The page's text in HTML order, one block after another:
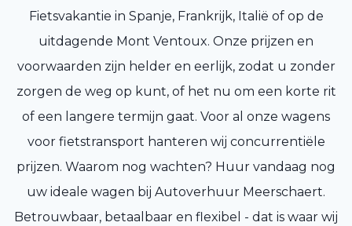
Fietsvakantie in Spanje, Frankrijk, Italië of op de
uitdagende Mont Ventoux. Onze prijzen en
voorwaarden zijn helder en eerlijk, zodat u zonder
zorgen de weg op kunt, of het nu om een korte rit
of een langere termijn gaat. Voor al onze wagens
voor fietstransport hanteren wij concurrentiële
prijzen. Waarom nog wachten? Huur vandaag nog
uw ideale wagen bij Autoverhuur Meerschaert.
Betrouwbaar, betaalbaar en flexibel - dat is waar wij